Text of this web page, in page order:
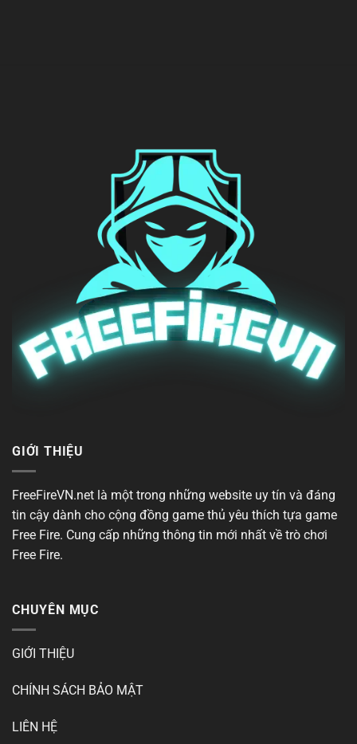
GIỚI THIỆU
FreeFireVN.net là một trong những website uy tín và đáng
tin cậy dành cho cộng đồng game thủ yêu thích tựa game
Free Fire. Cung cấp những thông tin mới nhất về trò chơi
Free Fire.
CHUYÊN MỤC
GIỚI THIỆU
CHÍNH SÁCH BẢO MẬT
LIÊN HỆ